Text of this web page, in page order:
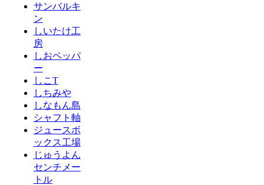
サンバルキ
ン
しいたけ工
房
しおペッパ
ー
しこT
しちみや
しなもん島
シャフト軸
ジュースボ
ックス工場
じゅうよん
センチメー
トル